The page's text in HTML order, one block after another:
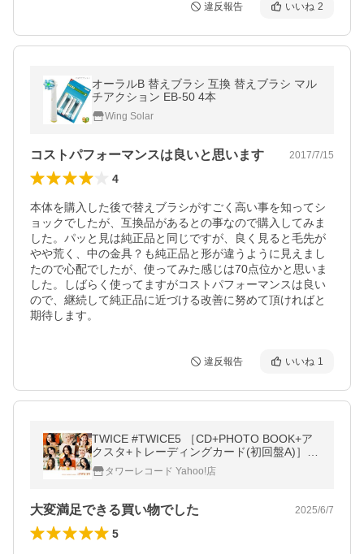
違反報告 いいね 2
オーラルB 替えブラシ 互換 替えブラシ マル
チアクション EB-50 4本
Wing Solar
コストパフォーマンスは良いと思います 2017/7/15
4
本体を購入した後で替えブラシがすごく高い事を知ってシ
ョックでしたが、互換品があるとの事なので購入してみま
した。パッと見は純正品と同じですが、良く見ると毛先が
やや荒く、中の金具？も純正品と形が違うように見えまし
たので心配でしたが、使ってみた感じは70点位かと思いま
した。しばらく使ってますがコストパフォーマンスは良い
ので、継続して純正品に近づける改善に努めて頂ければと
期待します。
違反報告 いいね 1
TWICE #TWICE5 ［CD+PHOTO BOOK+ア
クスタ+トレーディングカード(初回盤A)］＜
初回限定盤A＞ CD
タワーレコード Yahoo!店
大変満足できる買い物でした 2025/6/7
5